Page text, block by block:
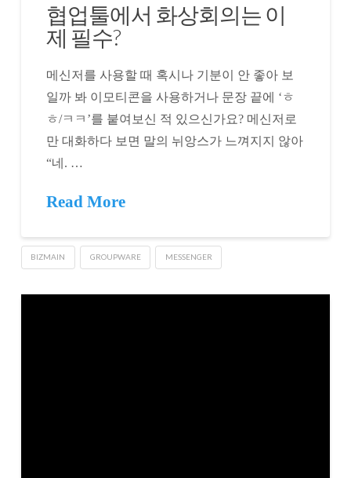
협업툴에서 화상회의는 이
제 필수?
메신저를 사용할 때 혹시나 기분이 안 좋아 보
일까 봐 이모티콘을 사용하거나 문장 끝에 ‘ㅎ
ㅎ/ㅋㅋ’를 붙여보신 적 있으신가요? 메신저로
만 대화하다 보면 말의 뉘앙스가 느껴지지 않아
“네. …
Read More
BIZMAIN GROUPWARE MESSENGER